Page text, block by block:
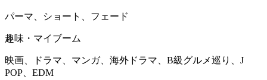
パーマ、ショート、フェード
趣味・マイブーム
映画、ドラマ、マンガ、海外ドラマ、B級グルメ巡り、J
POP、EDM